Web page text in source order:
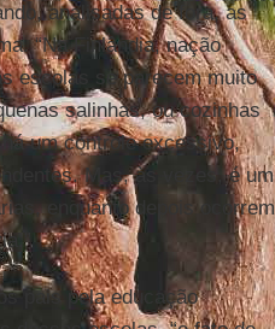
analisadas de fora, as
“Na Finlândia, nação
escolas se parecem muito
salinhas, ou cozinhas
um controle excessivo,
Mas, às vezes, é um
enquanto depois ocorrem
pais pela educação